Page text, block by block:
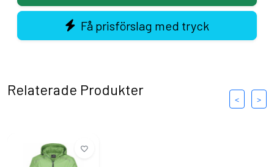
Få prisförslag med tryck
Relaterade Produkter
< >